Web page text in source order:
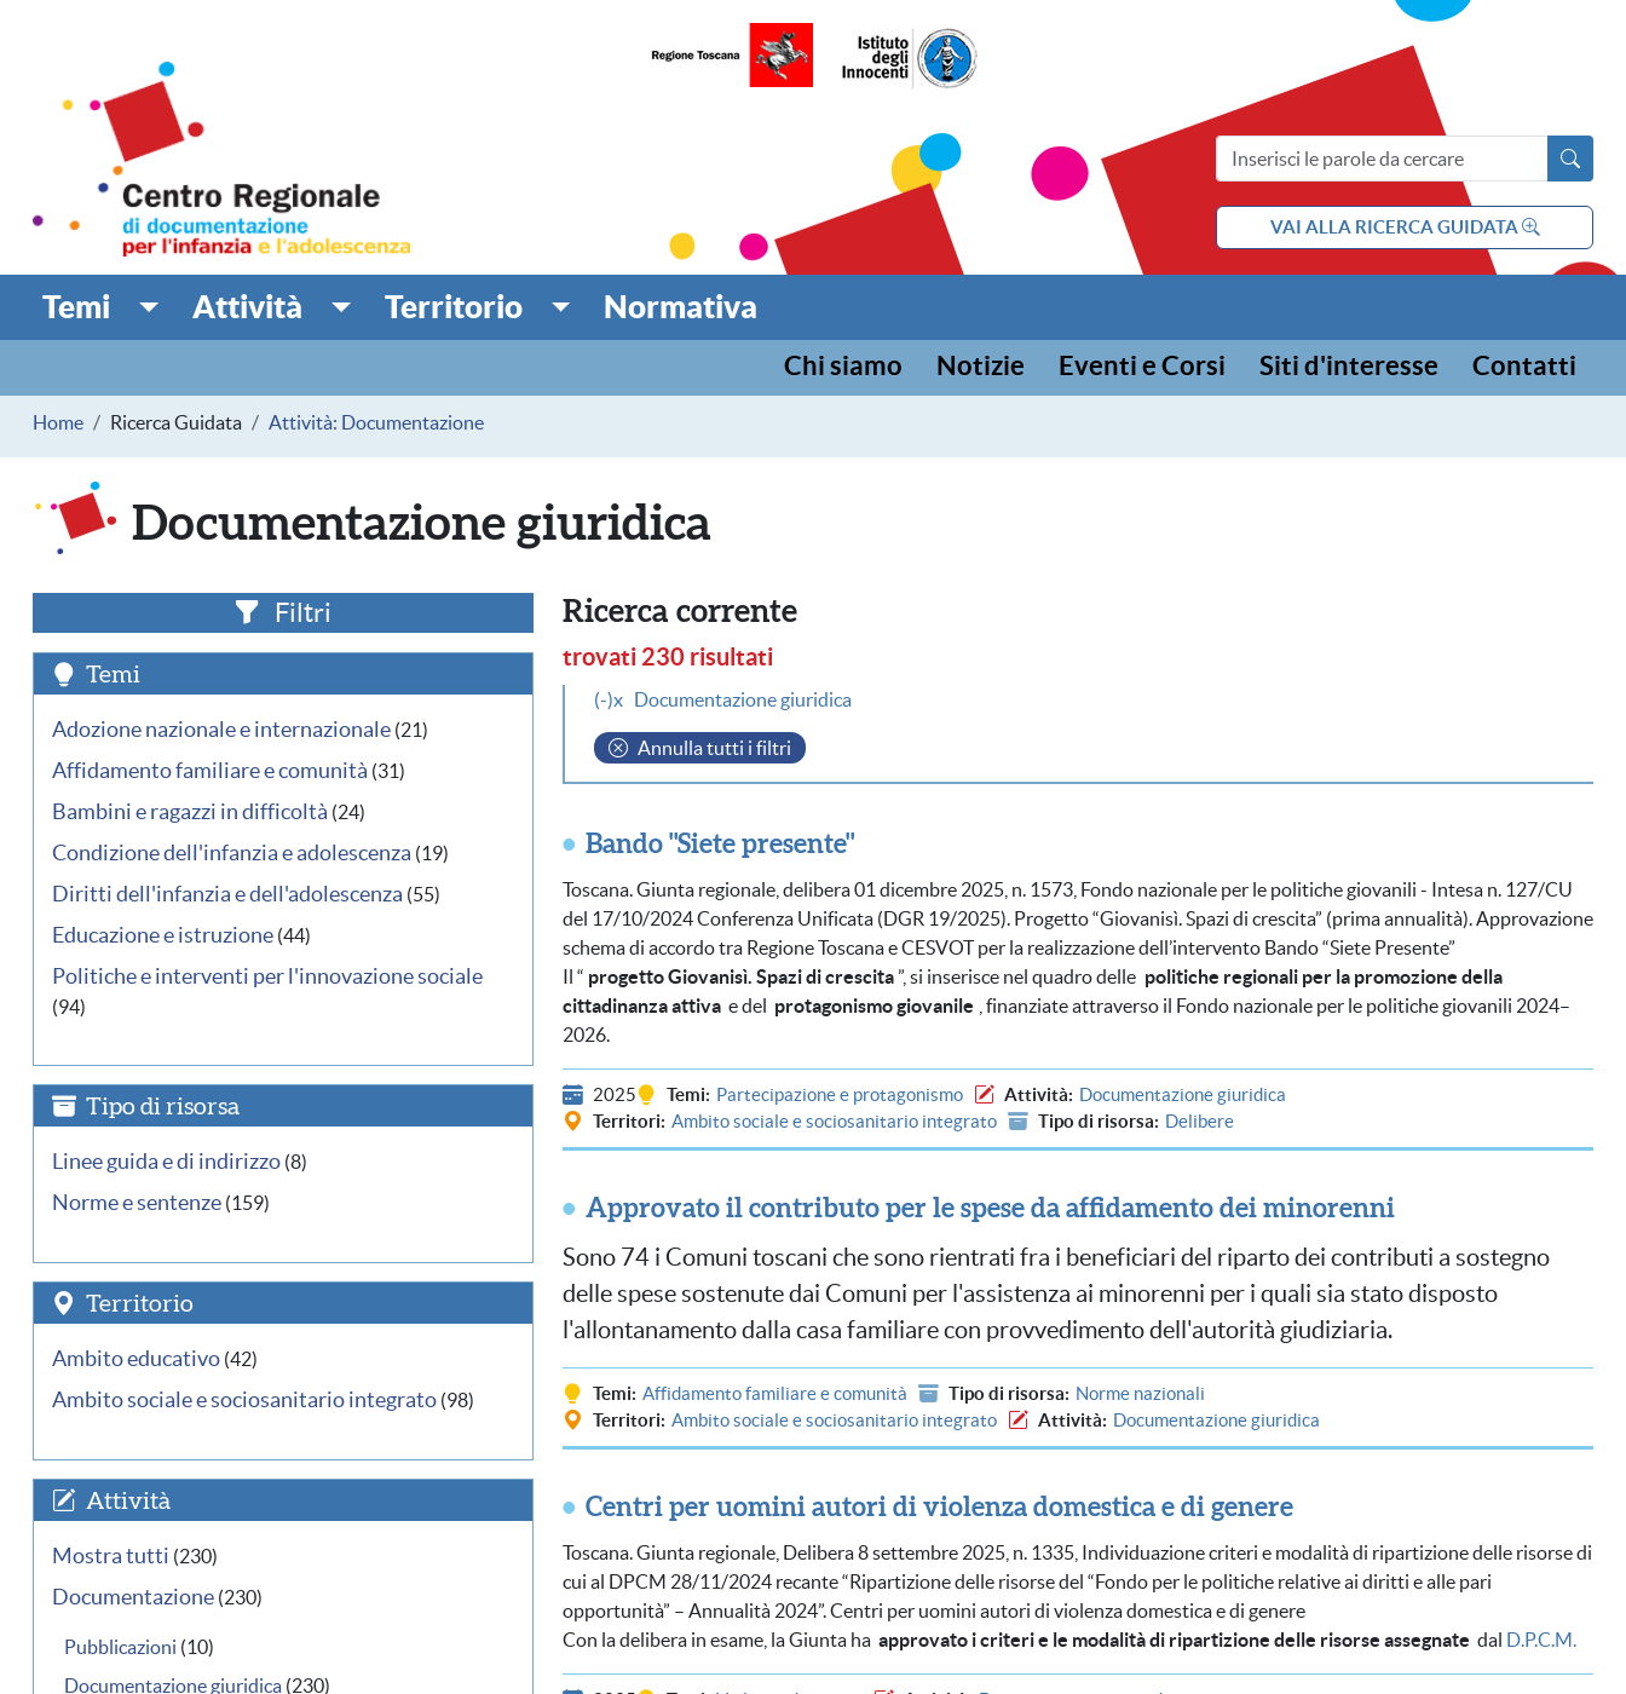
Centro Regionale di documentazione per l'infanzia e l'adolescenza
Cerca nel sito
VAI ALLA RICERCA GUIDATA
Navigazione principale
Temi Attività Territorio Normativa
Chi siamo Notizie Eventi e Corsi Siti d'interesse Contatti
Briciole di pane
Home Ricerca Guidata Attività: Documentazione
Documentazione giuridica
Filtri
Temi
Adozione nazionale e internazionale (21)
Affidamento familiare e comunità (31)
Bambini e ragazzi in difficoltà (24)
Condizione dell'infanzia e adolescenza (19)
Diritti dell'infanzia e dell'adolescenza (55)
Educazione e istruzione (44)
Politiche e interventi per l'innovazione sociale
(94)
Tipo di risorsa
Linee guida e di indirizzo (8)
Norme e sentenze (159)
Territorio
Ambito educativo (42)
Ambito sociale e sociosanitario integrato (98)
Attività
Mostra tutti (230)
Documentazione (230)
Pubblicazioni (10)
Documentazione giuridica (230)
Ricerca corrente
trovati 230 risultati
(-) Documentazione giuridica
Annulla tutti i filtri
Bando "Siete presente"
Toscana. Giunta regionale, delibera 01 dicembre 2025, n. 1573, Fondo nazionale per le politiche giovanili - Intesa n. 127/CU
del 17/10/2024 Conferenza Unificata (DGR 19/2025). Progetto “Giovanisì. Spazi di crescita” (prima annualità). Approvazione
schema di accordo tra Regione Toscana e CESVOT per la realizzazione dell’intervento Bando “Siete Presente”
Il “ progetto Giovanisì. Spazi di crescita”, si inserisce nel quadro delle politiche regionali per la promozione della
cittadinanza attiva e del protagonismo giovanile
, finanziate attraverso il Fondo nazionale per le politiche giovanili 2024–
2026.
2025 Temi Partecipazione e protagonismo Attività
Documentazione giuridica
Territori Ambito sociale e sociosanitario integrato Tipo di risorsa Delibere
Approvato il contributo per le spese da affidamento dei minorenni
Sono 74 i Comuni toscani che sono rientrati fra i beneficiari del riparto dei contributi a sostegno
delle spese sostenute dai Comuni per l'assistenza ai minorenni per i quali sia stato disposto
l'allontanamento dalla casa familiare con provvedimento dell'autorità giudiziaria.
Temi Affidamento familiare e comunità Tipo di risorsa
Norme nazionali
Territori Ambito sociale e sociosanitario integrato Attività Documentazione giuridica
Centri per uomini autori di violenza domestica e di genere
Toscana. Giunta regionale, Delibera 8 settembre 2025, n. 1335, Individuazione criteri e modalità di ripartizione delle risorse di
cui al DPCM 28/11/2024 recante “Ripartizione delle risorse del “Fondo per le politiche relative ai diritti e alle pari
opportunità” – Annualità 2024”. Centri per uomini autori di violenza domestica e di genere
Con la delibera in esame, la Giunta ha approvato i criteri e le modalità di ripartizione delle risorse assegnate dal D.P.C.M.